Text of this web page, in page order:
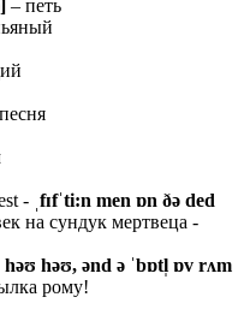
– петь
- ˌfɪfˈti:n men ɒn ðə ded
на сундук мертвеца -
həʊ, ənd ə ˈbɒtl̩ ɒv rʌm
рому!